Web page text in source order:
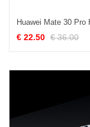
€ 22.50 € 36.00